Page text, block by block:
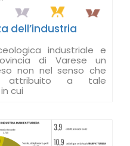
dell’industria
industriale e
di Varese un
non nel senso che
attribuito a tale
cui